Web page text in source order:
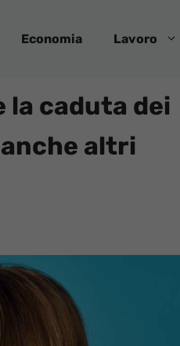
Economia Lavoro
la caduta dei
altri